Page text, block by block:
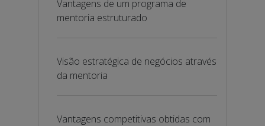
Vantagens de um programa de
mentoria estruturado
Visão estratégica de negócios através
da mentoria
Vantagens competitivas obtidas com